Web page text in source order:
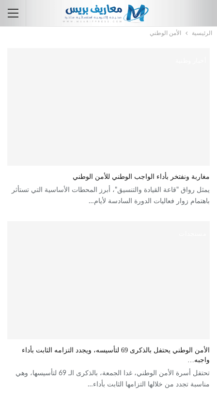
الرئيسية الأمن الوطني
مغاربة ونفتخر بأداء الواجب الوطني للأمن الوطني
يمثل رواق "قاعة القيادة والتنسيق"، أبرز المحطات الأساسية التي تستأثر
باهتمام زوار فعاليات الدورة السادسة لأيام…
الأمن الوطني يحتفل بالذكرى 69 لتأسيسه، ويجدد التزامه الثابت بأداء
واجبه…
تحتفل أسرة الأمن الوطني، غدا الجمعة، بالذكرى الـ 69 لتأسيسها، وهي
مناسبة تجدد من خلالها التزامها الثابت بأداء…